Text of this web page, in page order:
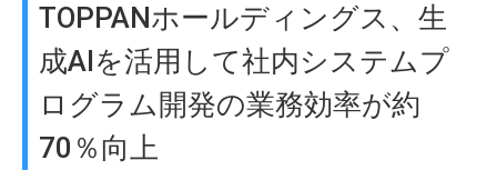
TOPPANホールディングス、生
成AIを活用して社内システムプ
ログラム開発の業務効率が約
70％向上